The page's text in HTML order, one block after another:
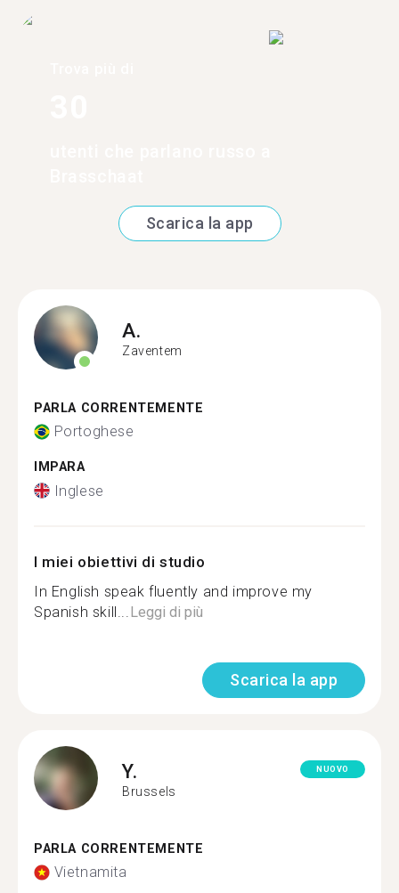
Scarica la app
A.
Zaventem
PARLA CORRENTEMENTE
Portoghese
IMPARA
Inglese
I miei obiettivi di studio
In English speak fluently and improve my
Spanish skill... Leggi di più
Scarica la app
Y.
Brussels
NUOVO
PARLA CORRENTEMENTE
Vietnamita